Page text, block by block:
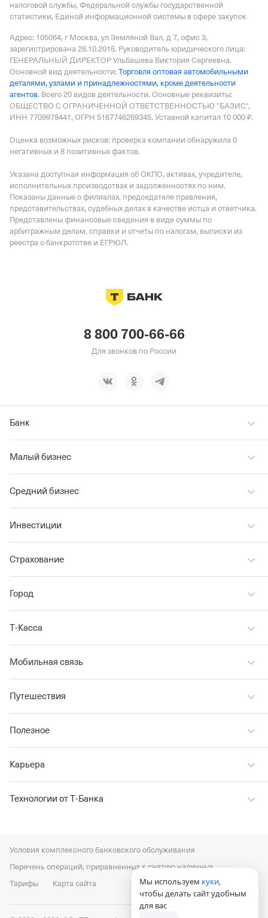
налоговой службы, Федеральной службы государственной
статистики, Единой информационной системы в сфере закупок
Адрес: 105064, г Москва, ул Земляной Вал, д 7, офис 3,
зарегистрирована 28.10.2016. Руководитель юридического лица:
ГЕНЕРАЛЬНЫЙ ДИРЕКТОР Ульбашева Виктория Сергеевна.
Основной вид деятельности: Торговля оптовая автомобильными
деталями, узлами и принадлежностями, кроме деятельности
агентов. Всего 20 видов деятельности. Основные реквизиты:
ОБЩЕСТВО С ОГРАНИЧЕННОЙ ОТВЕТСТВЕННОСТЬЮ "БАЗИС",
ИНН 7709978441, ОГРН 5167746269345. Уставной капитал 10 000 ₽.
Оценка возможных рисков: проверка компании обнаружила 0
негативных и 8 позитивных фактов.
Указана доступная информация об ОКПО, активах, учредителе,
исполнительных производствах и задолженностях по ним.
Показаны данные о филиалах, председателе правления,
представительствах, судебных делах в качестве истца и ответчика.
Представлены финансовые сведения в виде суммы по
арбитражным делам, справки и отчеты по налогам, выписки из
реестра о банкротстве и ЕГРЮЛ.
8 800 700-66-66
Для звонков по России
Банк
Малый бизнес
Средний бизнес
Инвестиции
Страхование
Город
Т‑Касса
Мобильная связь
Путешествия
Полезное
Карьера
Технологии от Т‑Банка
Условия комплексного банковского обслуживания
Перечень операций, приравненных к снятию наличных
Тарифы
Карта сайта Мы используем куки,
чтобы делать сайт удобным
для вас